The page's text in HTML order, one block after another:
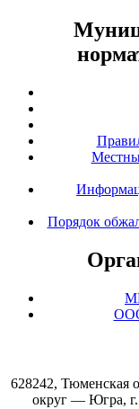
Порядок
628242, Тюменская
округ — Югра, г.